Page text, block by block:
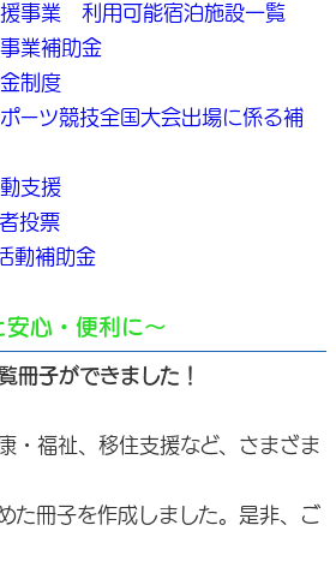
事業 利用可能宿泊施設一覧
業補助金
制度
ーツ競技全国大会出場に係る補
支援
投票
動補助金
安心・便利に～
冊子ができました！
・福祉、移住支援など、さまざま
た冊子を作成しました。是非、ご